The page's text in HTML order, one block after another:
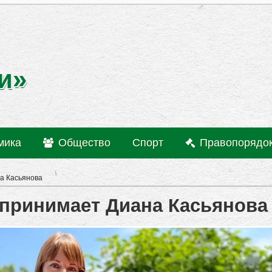
Общество Спорт
Касьянова
Диана Касьянова